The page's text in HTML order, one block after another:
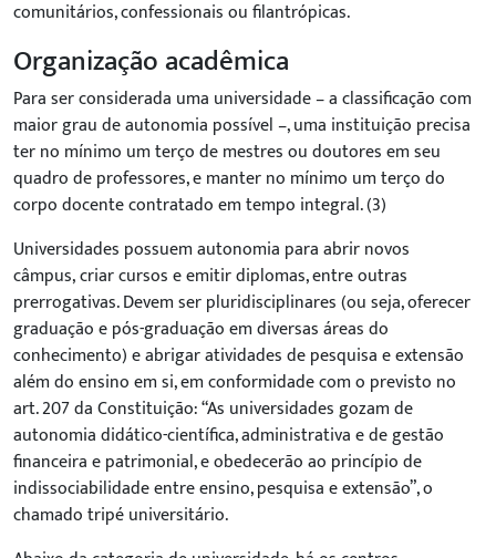
comunitários, confessionais ou filantrópicas.
Organização acadêmica
Para ser considerada uma universidade– a classificação com
maior grau de autonomia possível –, uma instituição precisa
ter no mínimo um terço de mestres ou doutores em seu
quadro de professores, e manter no mínimo um terço do
corpo docente contratado em tempo integral. (3)
Universidades possuem autonomia para abrir novos
câmpus,criar cursos e emitir diplomas, entre outras
prerrogativas. Devem ser pluridisciplinares (ou seja, oferecer
graduação e pós-graduação em diversas áreas do
conhecimento) e abrigar atividades de pesquisa e extensão
além do ensino em si, em conformidade com o previsto no
art. 207 da Constituição:“As universidades gozam de
autonomia didático-científica, administrativa e de gestão
financeira e patrimonial, e obedecerão ao princípio de
indissociabilidade entre ensino, pesquisa e extensão”, o
chamado tripé universitário.